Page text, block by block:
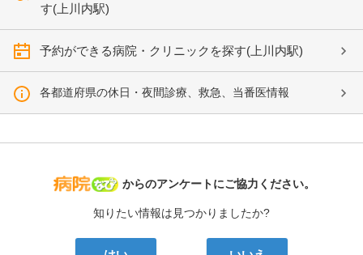
す(上川内駅)
予約ができる病院・クリニックを探す(上川内駅)
各都道府県の休日・夜間診療、救急、当番医情報
病院なび
からのアンケートにご協力ください。
知りたい情報は見つかりましたか?